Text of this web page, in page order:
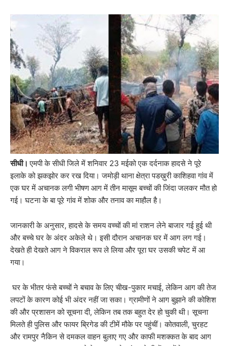
सीधी।एमपी के सीधी जिले में शनिवार 23 मईको एक दर्दनाक हादसे ने पूरे
इलाके को झकझोर कर रख दिया। जमोड़ी थाना क्षेत्रा पडख़ुरी काशिहवा गांव में
एक घर में अचानक लगी भीषण आग में तीन मासूम बच्चों की जिंदा जलकर मौत हो
गई। घटना के बा पूरे गांव में शोक और तनाव का माहौल है।
जानकारी के अनुसार, हादसे के समय वच्चों की मां राशन लेने बाजार गई हुई थी
और बच्चे घर के अंदर अकेले थे। इसी दौरान अचानक घर में आग लग गई।
देखते ही देखते आग ने विकराल रूप ले लिया और पूरा घर उसकी चपेट में आ
गया।
घर के भीतर फंसे बच्चों ने बचाव के लिए चीख-पुकार मचाई, लेकिन आग की तेज
लपटों के कारण कोई भी अंदर नहीं जा सका। ग्रामीणों ने आग बुझाने की कोशिश
की और प्रशासन को सूचना दी, लेकिन तब तक बहुत देर हो चुकी थी। सूचना
मिलते ही पुलिस और फायर ब्रिगेड की टीमें मौके पर पहुंचीं। कोतवाली, चुरहट
और रामपुर नैकिन से दमकल वाहन बुलाए गए और काफी मशक्कत के बाद आग